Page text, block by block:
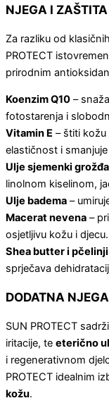
NJEGA I
Za razliku od
PROTECT
prirodnim
Koenzim Q10 –
fotostarenja i
Vitamin E – štiti
elastičnost i
Ulje sjemenki grožđa
linolnom kiselinom,
Ulje badema –
Macerat nevena –
osjetljivu kožu i djecu.
Shea butter i
sprječava
DODATNA
SUN PROTECT
iritacije, te eterično
i regenerativnom
PROTECT idealnim
kožu.